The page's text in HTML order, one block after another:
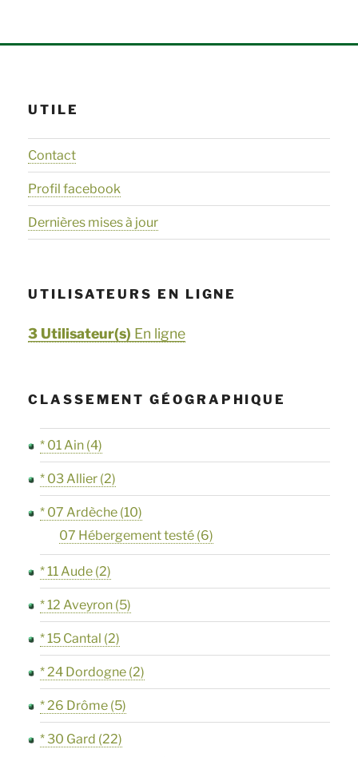
UTILE
Contact
Profil facebook
Dernières mises à jour
UTILISATEURS EN LIGNE
3 Utilisateur(s) En ligne
CLASSEMENT GÉOGRAPHIQUE
* 01 Ain (4)
* 03 Allier (2)
* 07 Ardèche (10)
07 Hébergement testé (6)
* 11 Aude (2)
* 12 Aveyron (5)
* 15 Cantal (2)
* 24 Dordogne (2)
* 26 Drôme (5)
* 30 Gard (22)